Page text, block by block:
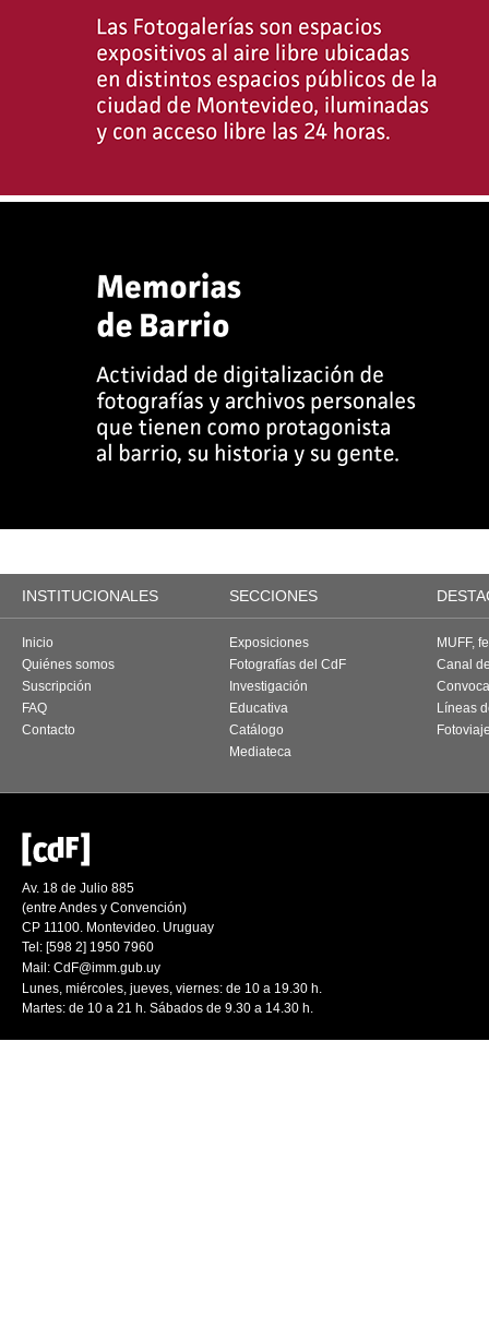
INSTITUCIONALES SECCIONES
Inicio
Quiénes somos
Suscripción
FAQ
Contacto
Exposiciones
Fotografías del CdF
Investigación
Educativa
Catálogo
Mediateca
MUFF,
Canal
Líneas
Av. 18 de Julio 885
(entre Andes y Convención)
CP 11100. Montevideo. Uruguay
Tel: [598 2] 1950 7960
Mail: CdF@imm.gub.uy
Lunes, miércoles, jueves, viernes: de 10 a 19.30 h.
Martes: de 10 a 21 h. Sábados de 9.30 a 14.30 h.